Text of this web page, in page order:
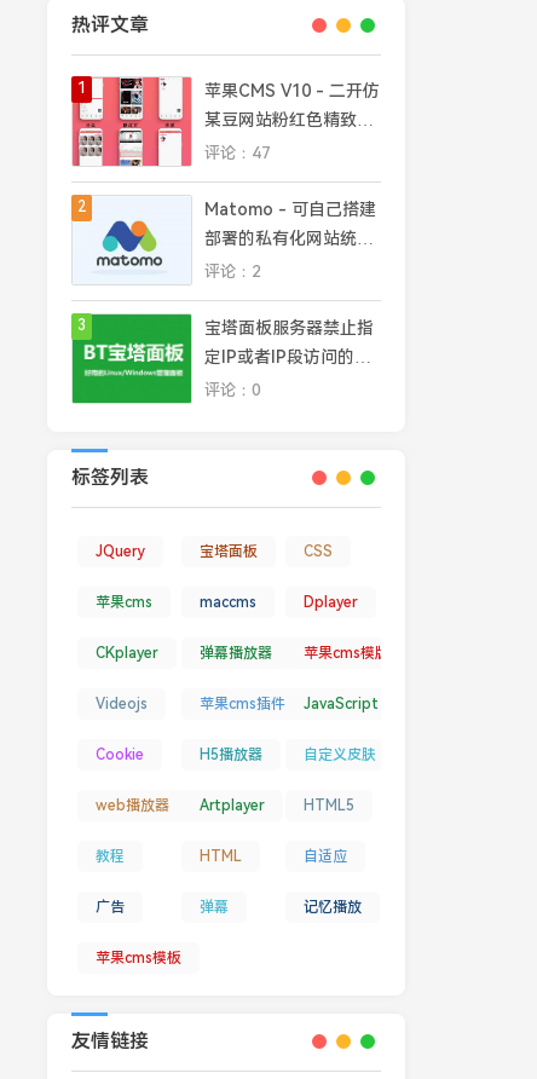
热评文章
1
苹果CMS V10 - 二开仿
某豆网站粉红色精致模
板
评论：47
2
Matomo - 可自己搭建
部署的私有化网站统计
平台，完全掌控网站数
据安全和隐私
评论：2
3
宝塔面板服务器禁止指
定IP或者IP段访问的几
种常见方法
评论：0
标签列表
JQuery 宝塔面板 CSS
苹果cms maccms Dplayer
CKplayer 弹幕播放器 苹果cms模版
Videojs 苹果cms插件 JavaScript
Cookie H5播放器 自定义皮肤
web播放器 Artplayer HTML5
教程 HTML 自适应
广告 弹幕 记忆播放
苹果cms模板
友情链接